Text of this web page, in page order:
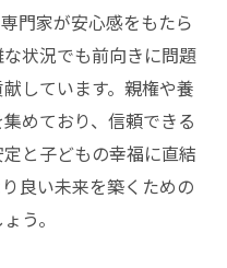
門家が安心感をもたら
状況でも前向きに問題
しています。親権や養
めており、信頼できる
と子どもの幸福に直結
良い未来を築くための
う。